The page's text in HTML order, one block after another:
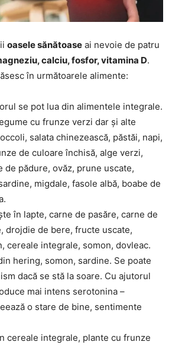
oasele sănătoase ai nevoie de patru
calciu, fosfor, vitamina D.
în următoarele alimente:
se pot lua din alimentele integrale.
cu frunze verzi dar și alte
salata chinezească, păstăi, napi,
de culoare închisă, alge verzi,
de pădure, ovăz, prune uscate,
migdale, fasole albă, boabe de
în lapte, carne de pasăre, carne de
drojdie de bere, fructe uscate,
cereale integrale, somon, dovleac.
hering, somon, sardine. Se poate
dacă se stă la soare. Cu ajutorul
mai intens serotonina –
o stare de bine, sentimente
cereale integrale, plante cu frunze